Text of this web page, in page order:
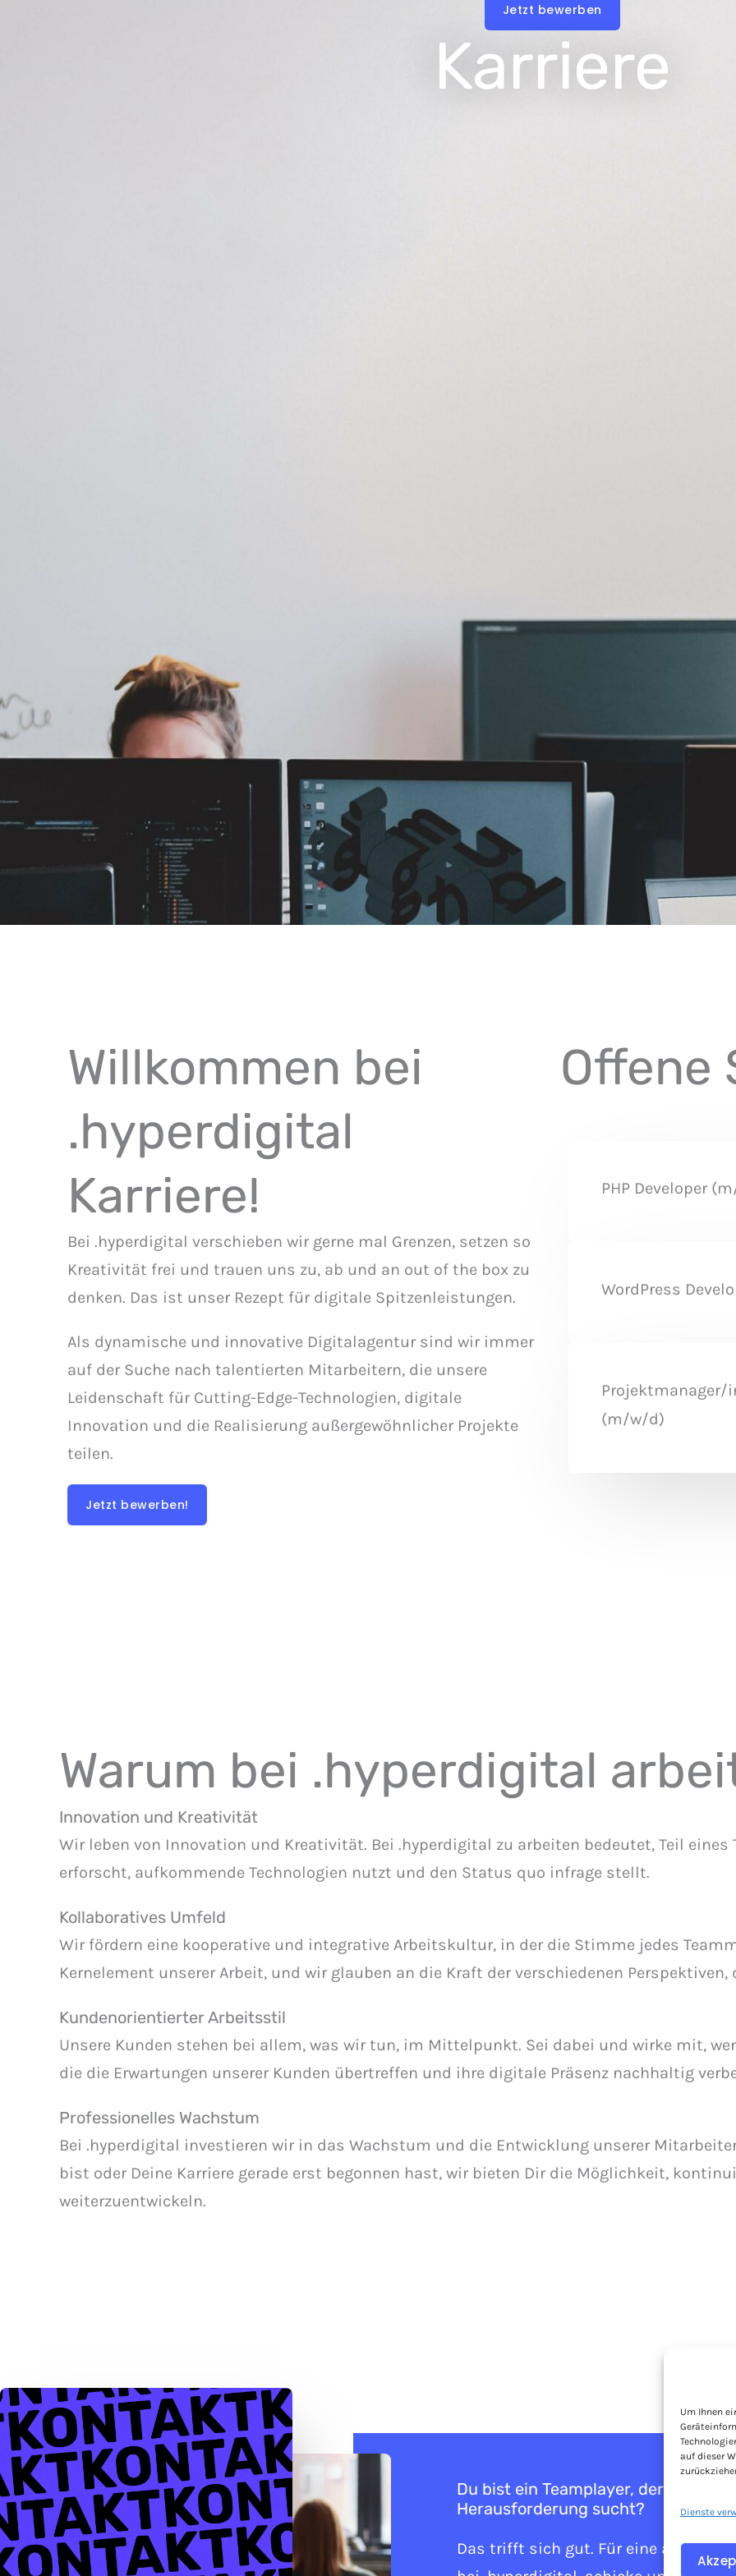
Um Ihnen
auf dieser
Dienste
Jetzt bewerben
Karriere
Willkommen bei
.hyperdigital
Karriere!
Bei .hyperdigital verschieben wir gerne mal Grenzen, setzen so
Kreativität frei und trauen uns zu, ab und an out of the box zu
denken. Das ist unser Rezept für digitale Spitzenleistungen.
Als dynamische und innovative Digitalagentur sind wir immer
auf der Suche nach talentierten Mitarbeitern, die unsere
Leidenschaft für Cutting-Edge-Technologien, digitale
Innovation und die Realisierung außergewöhnlicher Projekte
teilen.
Jetzt bewerben!
Offene
PHP Developer
WordPress
Projektmanager/
(m/w/d)
Warum bei .hyperdigital
Innovation und Kreativität
Wir leben von Innovation und Kreativität. Bei .hyperdigital zu arbeiten bedeutet, Teil eines
erforscht, aufkommende Technologien nutzt und den Status quo infrage stellt.
Kollaboratives Umfeld
Wir fördern eine kooperative und integrative Arbeitskultur, in der die Stimme jedes
Kernelement unserer Arbeit, und wir glauben an die Kraft der verschiedenen
Kundenorientierter Arbeitsstil
Unsere Kunden stehen bei allem, was wir tun, im Mittelpunkt. Sei dabei und wirke mit,
die die Erwartungen unserer Kunden übertreffen und ihre digitale Präsenz nachhaltig
Professionelles Wachstum
Bei .hyperdigital investieren wir in das Wachstum und die Entwicklung unserer
bist oder Deine Karriere gerade erst begonnen hast, wir bieten Dir die Möglichkeit,
weiterzuentwickeln.
Du bist ein Teamplayer, der die
Herausforderung sucht?
Das trifft sich gut. Für eine